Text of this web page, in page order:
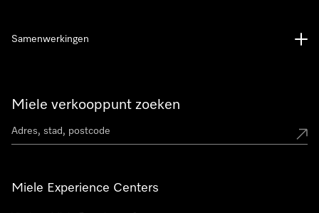
Miele verkooppunt zoeken
Miele Experience Centers
Samenwerkingen